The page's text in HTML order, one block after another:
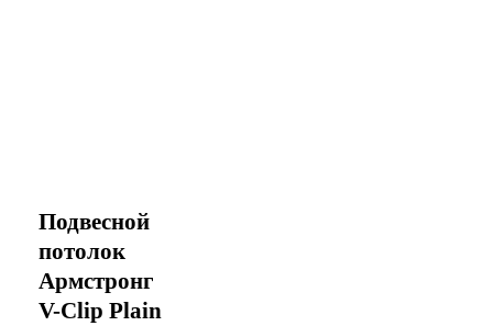
Подвесной
потолок
Армстронг
V-Clip Plain